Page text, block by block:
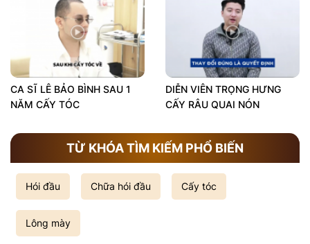
CA SĨ LÊ BẢO BÌNH SAU 1
NĂM CẤY TÓC
DIỄN VIÊN TRỌNG HƯNG
CẤY RÂU QUAI NÓN
TỪ KHÓA TÌM KIẾM PHỔ BIẾN
Hói đầu Chữa hói đầu Cấy tóc
Lông mày